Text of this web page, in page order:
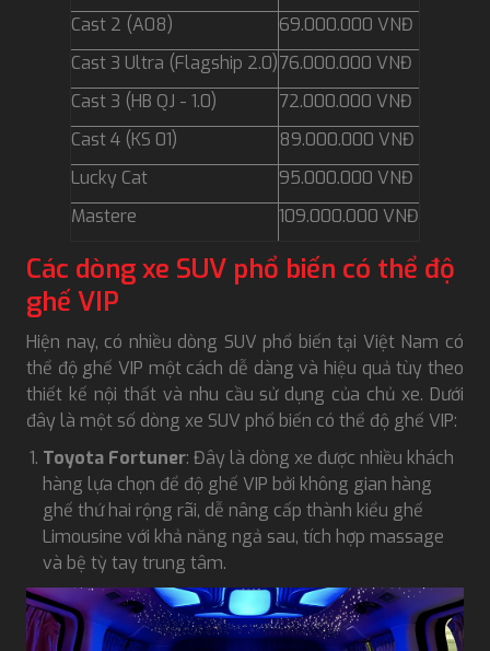
Cast 2 (A08)
69.000.000 VNĐ
Cast 3 Ultra (Flagship 2.0)76.000.000 VNĐ
Cast 3 (HB QJ - 1.0)
72.000.000 VNĐ
Cast 4 (KS 01)
89.000.000 VNĐ
Lucky Cat
95.000.000 VNĐ
Mastere
109.000.000 VNĐ
Các dòng xe SUV phổ biến có thể độ
ghế VIP
Hiện nay, có nhiều dòng SUV phổ biến tại Việt Nam có
thể độ ghế VIP một cách dễ dàng và hiệu quả tùy theo
thiết kế nội thất và nhu cầu sử dụng của chủ xe. Dưới
đây là một số dòng xe SUV phổ biến có thể độ ghế VIP:
Toyota Fortuner: Đây là dòng xe được nhiều khách
hàng lựa chọn để độ ghế VIP bởi không gian hàng
ghế thứ hai rộng rãi, dễ nâng cấp thành kiểu ghế
Limousine với khả năng ngả sau, tích hợp massage
và bệ tỳ tay trung tâm.